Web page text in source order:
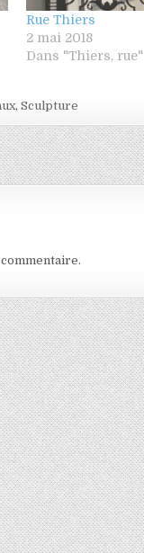
Rue Thiers
2 mai 2018
Dans "Thiers, rue"
,Sculpture